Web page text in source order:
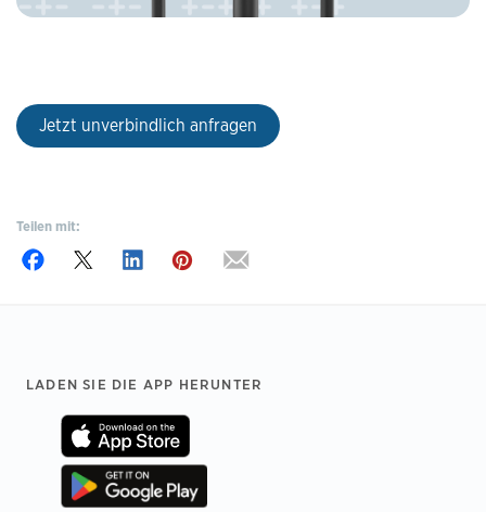
Jetzt unverbindlich anfragen
Teilen mit:
Footer
LADEN SIE DIE APP HERUNTER